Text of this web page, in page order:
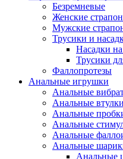
Безремневые
Женские
Мужские
Трусики и
Насадки
Трусики
Фаллопротезы
Анальные игрушки
Анальные
Анальные втулки
Анальные
Анальные
Анальные
Анальные
Анальные